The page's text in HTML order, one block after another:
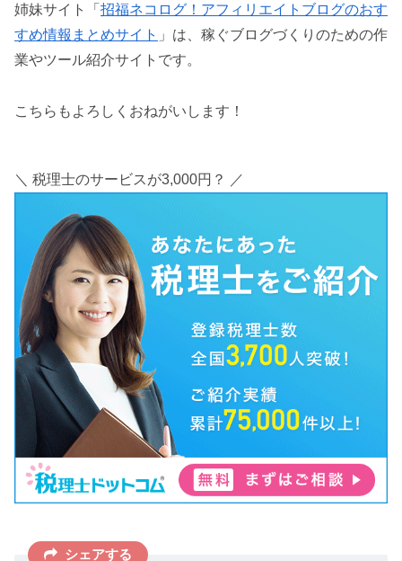
姉妹サイト「 招福ネコログ！アフィリエイトブログのおす
すめ情報まとめサイト 」は、稼ぐブログづくりのための作
業やツール紹介サイトです。
こちらもよろしくおねがいします！
＼ 税理士のサービスが3,000円？ ／
シェアする